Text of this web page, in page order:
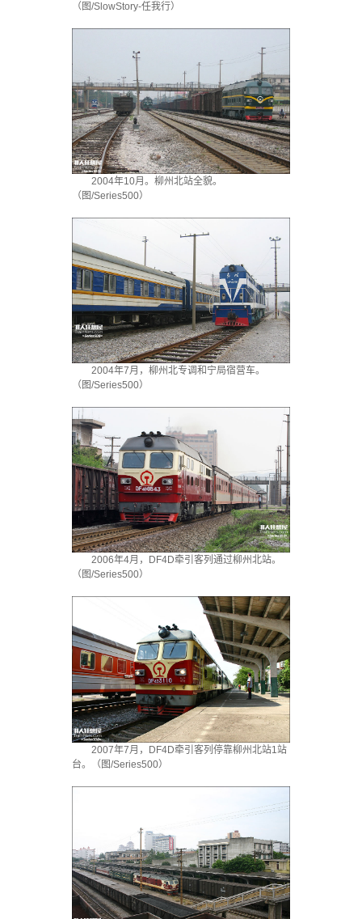
（图/SlowStory-任我行）
2004年10月。柳州北站全貌。
（图/Series500）
2004年7月，柳州北专调和宁局宿营车。
（图/Series500）
2006年4月，DF4D牵引客列通过柳州北站。
（图/Series500）
2007年7月，DF4D牵引客列停靠柳州北站1站
台。（图/Series500）